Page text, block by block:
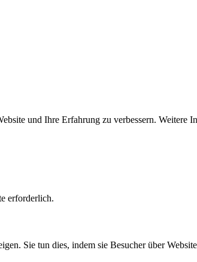
und Ihre Erfahrung zu verbessern. Weitere
erforderlich.
Sie tun dies, indem sie Besucher über